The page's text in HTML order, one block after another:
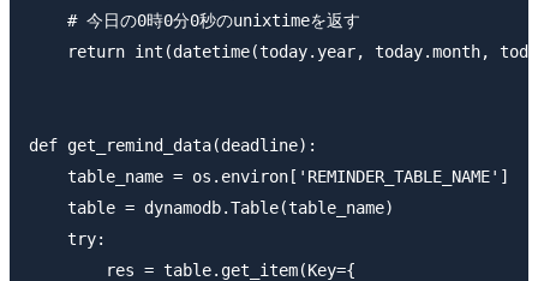
    # 今日の0時0分0秒のunixtimeを返す
return int(datetime(today.year, today.month,
def get_remind_data(deadline):
    table_name = os.environ['REMINDER_TABLE_NAME']
    table = dynamodb.Table(table_name)
    try:
        res = table.get_item(Key={